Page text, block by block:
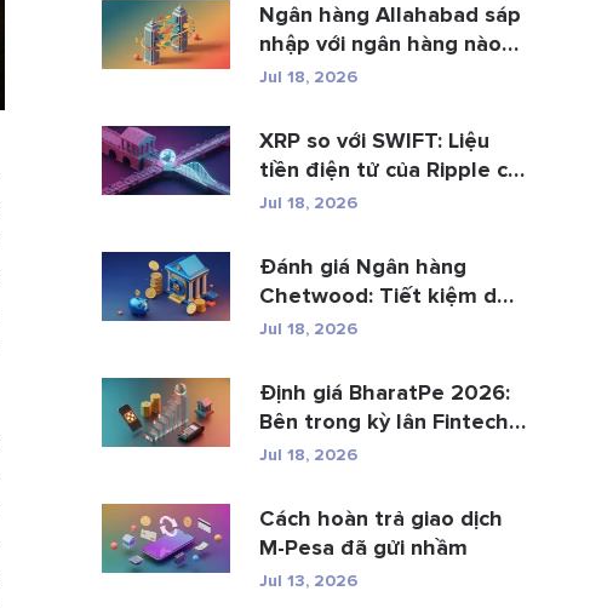
Ngân hàng Allahabad sáp
nhập với ngân hàng nào?
Toàn b�...
Jul 18, 2026
XRP so với SWIFT: Liệu
tiền điện tử của Ripple có
th...
Jul 18, 2026
Đánh giá Ngân hàng
Chetwood: Tiết kiệm dễ
dàng và gia...
Jul 18, 2026
Định giá BharatPe 2026:
Bên trong kỳ lân Fintech
trị gi�...
Jul 18, 2026
Cách hoàn trả giao dịch
M-Pesa đã gửi nhầm
Jul 13, 2026